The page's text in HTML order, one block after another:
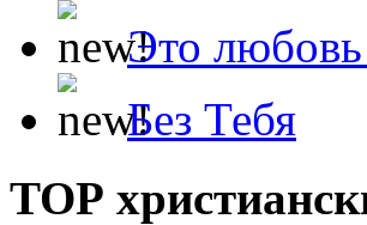
Это любовь
Без Тебя
ТОР